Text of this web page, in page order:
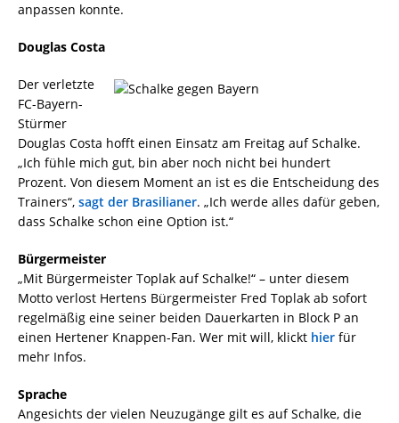
anpassen konnte.
Douglas Costa
Der verletzte
FC-Bayern-
Stürmer
Douglas Costa hofft einen Einsatz am Freitag auf Schalke.
„Ich fühle mich gut, bin aber noch nicht bei hundert
Prozent. Von diesem Moment an ist es die Entscheidung des
Trainers“, sagt der Brasilianer. „Ich werde alles dafür geben,
dass Schalke schon eine Option ist.“
Bürgermeister
„Mit Bürgermeister Toplak auf Schalke!“ – unter diesem
Motto verlost Hertens Bürgermeister Fred Toplak ab sofort
regelmäßig eine seiner beiden Dauerkarten in Block P an
einen Hertener Knappen-Fan. Wer mit will, klickt hier für
mehr Infos.
Sprache
Angesichts der vielen Neuzugänge gilt es auf Schalke, die